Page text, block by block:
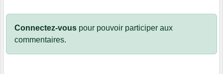
Connectez-vous pour pouvoir participer aux
commentaires.